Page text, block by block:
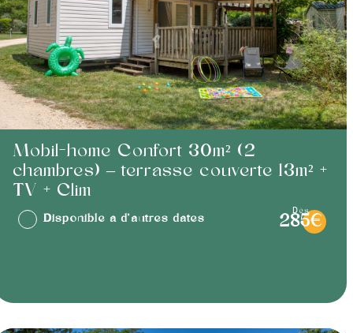
Mobil-home Confort 30m² (2
chambres) – terrasse couverte 13m² +
TV + Clim
Disponible à d'autres dates
dès
285€